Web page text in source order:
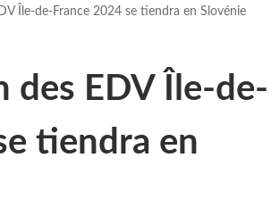
Île-de-France 2024 se tiendra en Slovénie
des EDV Île-de-
tiendra en